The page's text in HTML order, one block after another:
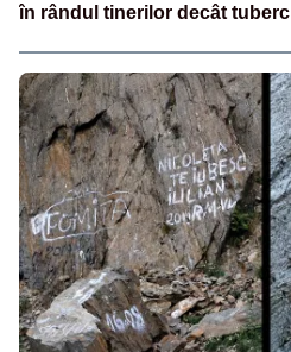
în rândul tinerilor decât